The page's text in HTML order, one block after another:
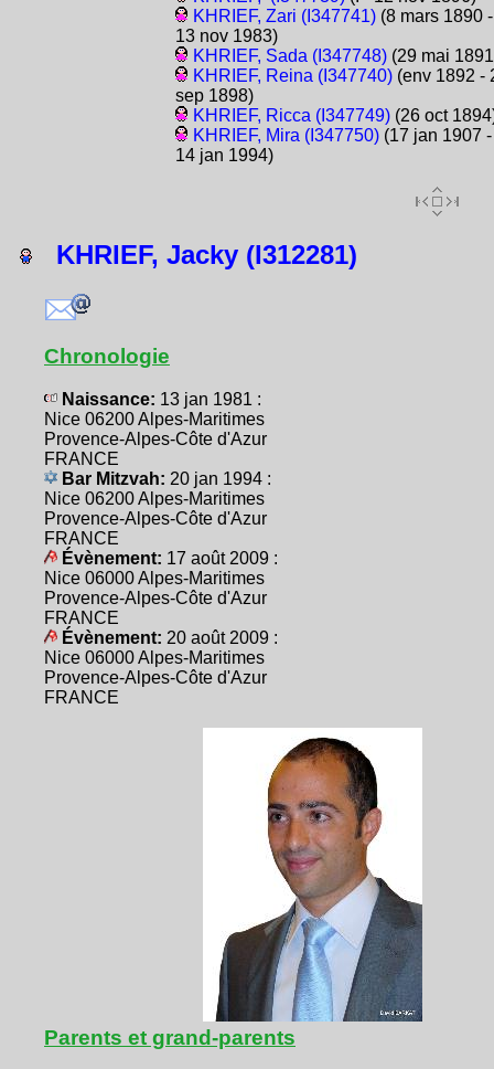
KHRIEF, Zari (I347741)(8 mars 1890 -
13 nov 1983)
KHRIEF, Sada (I347748)(29 mai
KHRIEF, Reina (I347740)(env 1892 -
sep 1898)
KHRIEF, Ricca (I347749)(26 oct
KHRIEF, Mira (I347750)(17 jan 1907 -
14 jan 1994)
KHRIEF, Jacky (I312281)
Chronologie
Naissance: 13 jan 1981 :
Nice 06200 Alpes-Maritimes
Provence-Alpes-Côte d'Azur
FRANCE
Bar Mitzvah: 20 jan 1994 :
Nice 06200 Alpes-Maritimes
Provence-Alpes-Côte d'Azur
FRANCE
Évènement: 17 août 2009 :
Nice 06000 Alpes-Maritimes
Provence-Alpes-Côte d'Azur
FRANCE
Évènement: 20 août 2009 :
Nice 06000 Alpes-Maritimes
Provence-Alpes-Côte d'Azur
FRANCE
Parents et grand-parents